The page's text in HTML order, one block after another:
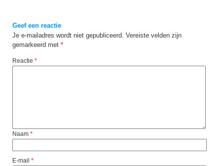
Geef een reactie
Je e-mailadres wordt niet gepubliceerd. Vereiste velden zijn
gemarkeerd met *
Reactie *
Naam *
E-mail *